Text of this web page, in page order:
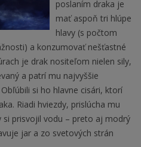
poslaním draka je
mať aspoň tri hlúpe
hlavy (s počtom
a konzumovať nešťastné
je drak nositeľom nielen sily,
a patrí mu najvyššie
si ho hlavne cisári, ktorí
Riadi hviezdy, prislúcha mu
si prisvojil vodu – preto aj modrý
jar a zo svetových strán